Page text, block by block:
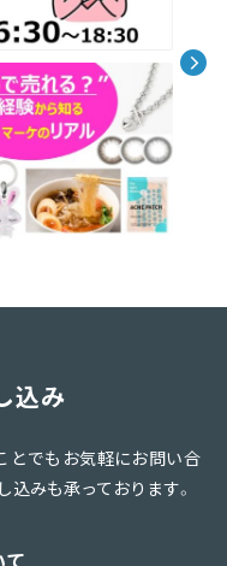
込み
とでもお気軽にお問い合
みも承っております。